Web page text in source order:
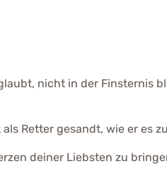
nicht in der Finsternis
Retter gesandt, wie er es
deiner Liebsten zu